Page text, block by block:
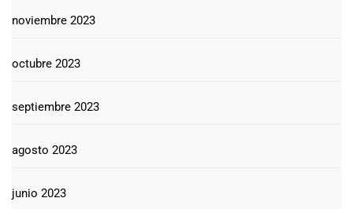
noviembre 2023
octubre 2023
septiembre 2023
agosto 2023
junio 2023